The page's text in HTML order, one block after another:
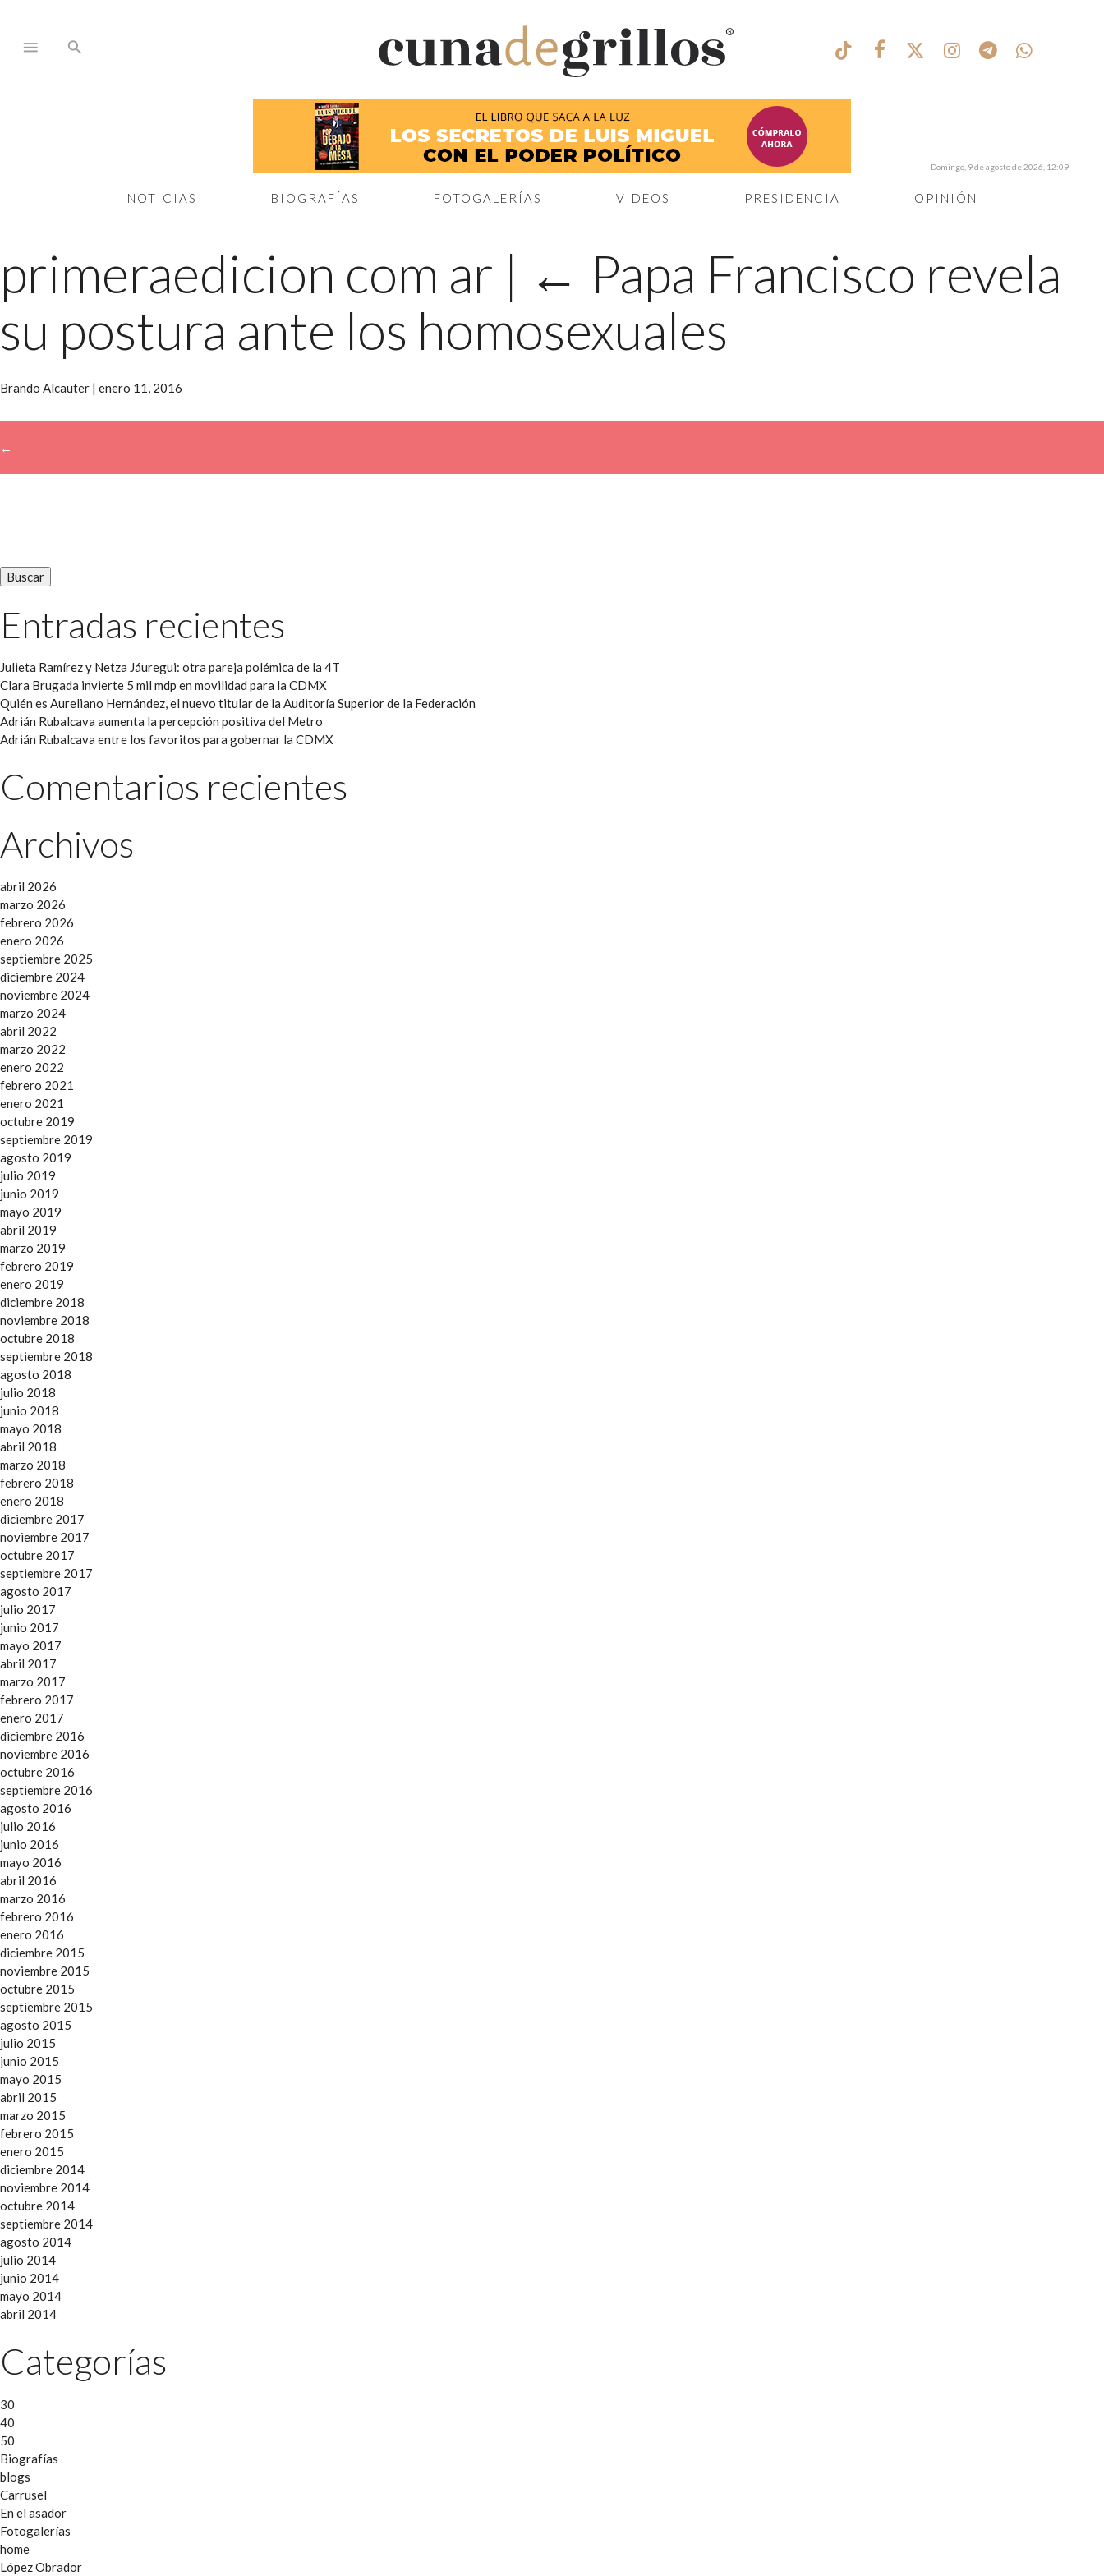
menu search
®
NOTICIAS BIOGRAFÍAS FOTOGALERÍAS VIDEOS PRESIDENCIA OPINIÓN
Domingo, 9 de agosto de 2026, 12:09
primeraedicion com ar | ← Papa Francisco revela
su postura ante los homosexuales
Brando Alcauter | enero 11, 2016
←
Entradas recientes
Julieta Ramírez y Netza Jáuregui: otra pareja polémica de la 4T
Clara Brugada invierte 5 mil mdp en movilidad para la CDMX
Quién es Aureliano Hernández, el nuevo titular de la Auditoría Superior de la Federación
Adrián Rubalcava aumenta la percepción positiva del Metro
Adrián Rubalcava entre los favoritos para gobernar la CDMX
Comentarios recientes
Archivos
abril 2026
marzo 2026
febrero 2026
enero 2026
septiembre 2025
diciembre 2024
noviembre 2024
marzo 2024
abril 2022
marzo 2022
enero 2022
febrero 2021
enero 2021
octubre 2019
septiembre 2019
agosto 2019
julio 2019
junio 2019
mayo 2019
abril 2019
marzo 2019
febrero 2019
enero 2019
diciembre 2018
noviembre 2018
octubre 2018
septiembre 2018
agosto 2018
julio 2018
junio 2018
mayo 2018
abril 2018
marzo 2018
febrero 2018
enero 2018
diciembre 2017
noviembre 2017
octubre 2017
septiembre 2017
agosto 2017
julio 2017
junio 2017
mayo 2017
abril 2017
marzo 2017
febrero 2017
enero 2017
diciembre 2016
noviembre 2016
octubre 2016
septiembre 2016
agosto 2016
julio 2016
junio 2016
mayo 2016
abril 2016
marzo 2016
febrero 2016
enero 2016
diciembre 2015
noviembre 2015
octubre 2015
septiembre 2015
agosto 2015
julio 2015
junio 2015
mayo 2015
abril 2015
marzo 2015
febrero 2015
enero 2015
diciembre 2014
noviembre 2014
octubre 2014
septiembre 2014
agosto 2014
julio 2014
junio 2014
mayo 2014
abril 2014
Categorías
30
40
50
Biografías
blogs
Carrusel
En el asador
Fotogalerías
home
López Obrador